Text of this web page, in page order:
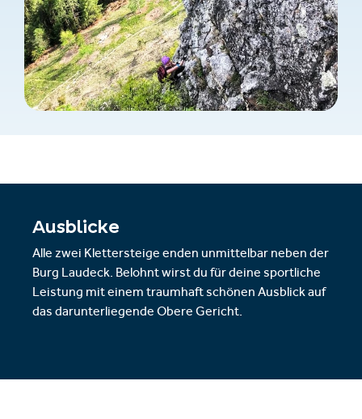
Ausblicke
Alle zwei Klettersteige enden unmittelbar neben der
Burg Laudeck. Belohnt wirst du für deine sportliche
Leistung mit einem traumhaft schönen Ausblick auf
das darunterliegende Obere Gericht.